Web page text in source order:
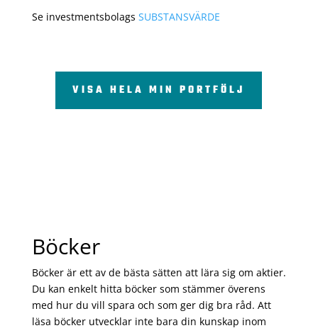
Se investmentsbolags SUBSTANSVÄRDE
VISA HELA MIN PORTFÖLJ
Böcker
Böcker är ett av de bästa sätten att lära sig om aktier.
Du kan enkelt hitta böcker som stämmer överens
med hur du vill spara och som ger dig bra råd. Att
läsa böcker utvecklar inte bara din kunskap inom